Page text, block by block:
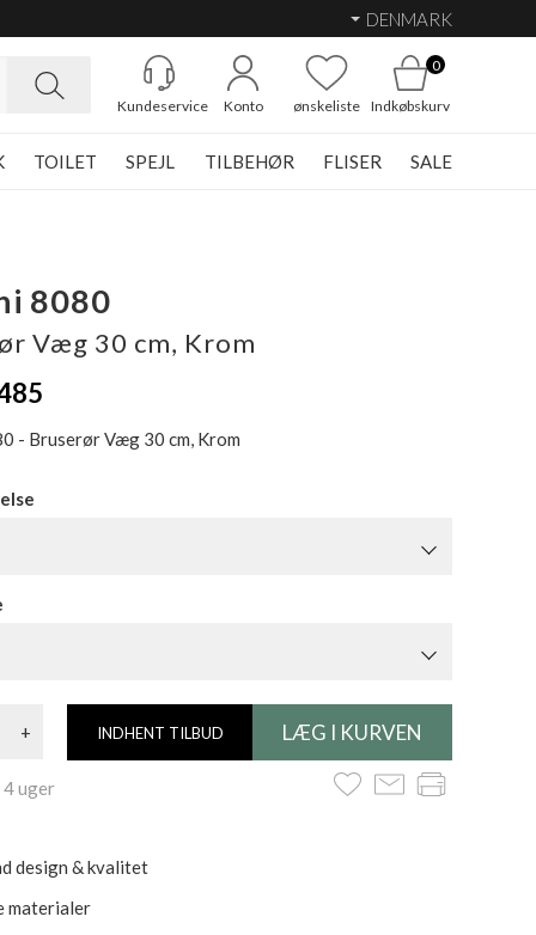
DENMARK
Kundeservice Konto ønskeliste
0
Indkøbskurv
TOILET SPEJL TILBEHØR FLISER SALE
8080
Væg 30 cm, Krom
- Bruserør Væg 30 cm, Krom
+ INDHENT TILBUD
uger
design & kvalitet
materialer